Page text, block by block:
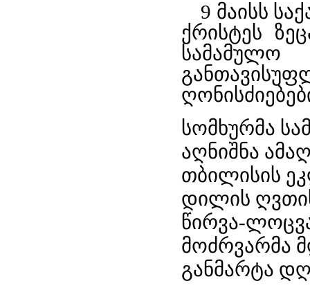
9 მაისს
ქრისტეს
სომხურმა
აღნიშნა
თბილისის
დილის
წირვა-
მოძრვარმა
განმარტა